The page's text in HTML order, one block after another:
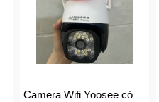
Camera Wifi Yoosee có